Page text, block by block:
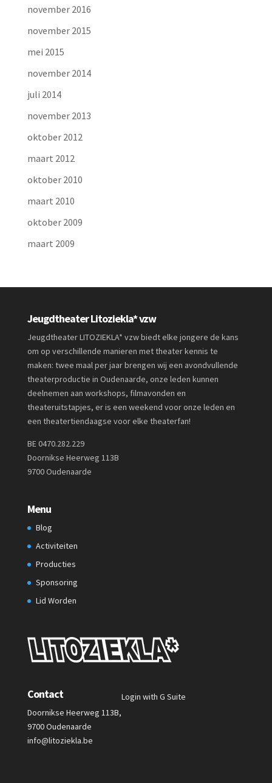
november 2016
november 2015
mei 2015
november 2014
juli 2014
november 2013
oktober 2012
maart 2012
oktober 2010
maart 2010
oktober 2009
maart 2009
Jeugdtheater Litoziekla* vzw
Jeugdtheater LITOZIEKLA* vzw biedt elke jongere de kans
om op verschillende manieren met theater kennis te
maken: twee maal per jaar brengen wij een avondvullende
theaterproductie in Oudenaarde, onze leden kunnen
deelnemen aan workshops, filmavonden en
theateruitstapjes, er is een weekend voor onze leden en
een theatertiendaagse voor elke theaterfan!
BE 0470.282.229
Doornikse Heerweg 113B
9700 Oudenaarde
Menu
Blog
Activiteiten
Producties
Sponsoring
Lid Worden
Contact
Doornikse Heerweg 113B,
9700 Oudenaarde
info@litoziekla.be
Login with G Suite